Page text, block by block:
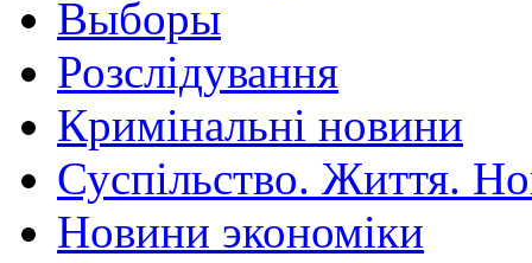
Выборы
Розслідування
Кримінальні новини
Суспільство. Життя.
Новини экономіки